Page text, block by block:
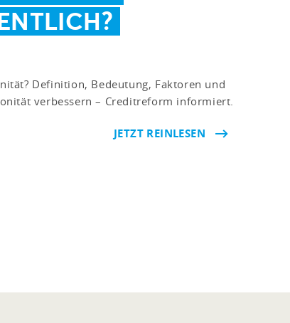
Definition, Bedeutung, Faktoren und
verbessern – Creditreform informiert.
JETZT REINLESEN